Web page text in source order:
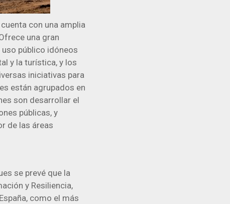
con una amplia
una gran
público idóneos
y la turística, y los
iniciativas para
están agrupados en
son desarrollar el
públicas, y
de las áreas
se prevé que la
y Resiliencia,
como el más